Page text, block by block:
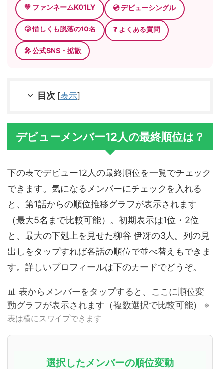
💚 ファンネームKO1LY 💿 デビューシングル
🥲 惜しくも脱落の10名 ❓ よくある質問
🎤 公式SNS・拡散
目次 [表示]
デビューメンバー12人の最終順位は？
下の表でデビュー12人の最終順位を一覧でチェック
できます。気になるメンバーにチェックを入れる
と、第1話からの順位推移グラフが表示されます
（最大5名まで比較可能）。初期表示は1位・2位
と、最大の下剋上を見せた柳谷 伊冴の3人。列の見
出しをタップすれば各話の順位で並べ替えもできま
す。詳しいプロフィールは下のカードでどうぞ。
📊 表からメンバーをタップすると、ここに順位変
動グラフが表示されます（複数選択で比較可能）
選択したメンバーの順位変動